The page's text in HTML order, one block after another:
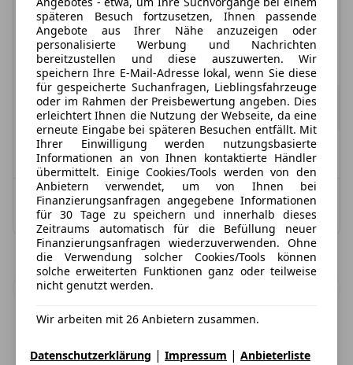
Teamplayer 4x4
Treibstoff
Mild-/Vollhybrid (Benzin)
Leistung
194 PS
Zustand
Neu
ab522,00 € 438,66 €exkl. MwSt.
48 Monate|10.000 km / Jahr(anpassbar)
Verfügbar: Sofort
Kombinierter Kraftstoffverbrauch: 6,0 l/100 km;
Kombinierte CO2-Emission: 80,0 g/km; CO2-Klasse: B
Zurück
späteren Besuch fortzusetzen, Ihnen passende
Angebote aus Ihrer Nähe anzuzeigen oder
personalisierte Werbung und Nachrichten
bereitzustellen und diese auszuwerten. Wir
speichern Ihre E-Mail-Adresse lokal, wenn Sie diese
für gespeicherte Suchanfragen, Lieblingsfahrzeuge
oder im Rahmen der Preisbewertung angeben. Dies
erleichtert Ihnen die Nutzung der Webseite, da eine
erneute Eingabe bei späteren Besuchen entfällt. Mit
Ihrer Einwilligung werden nutzungsbasierte
Informationen an von Ihnen kontaktierte Händler
übermittelt. Einige Cookies/Tools werden von den
Anbietern verwendet, um von Ihnen bei
Finanzierungsanfragen angegebene Informationen
für 30 Tage zu speichern und innerhalb dieses
Zeitraums automatisch für die Befüllung neuer
Finanzierungsanfragen wiederzuverwenden. Ohne
die Verwendung solcher Cookies/Tools können
solche erweiterten Funktionen ganz oder teilweise
nicht genutzt werden.
Wir arbeiten mit 26 Anbietern zusammen.
Datenschutzerklärung | Impressum | Anbieterliste